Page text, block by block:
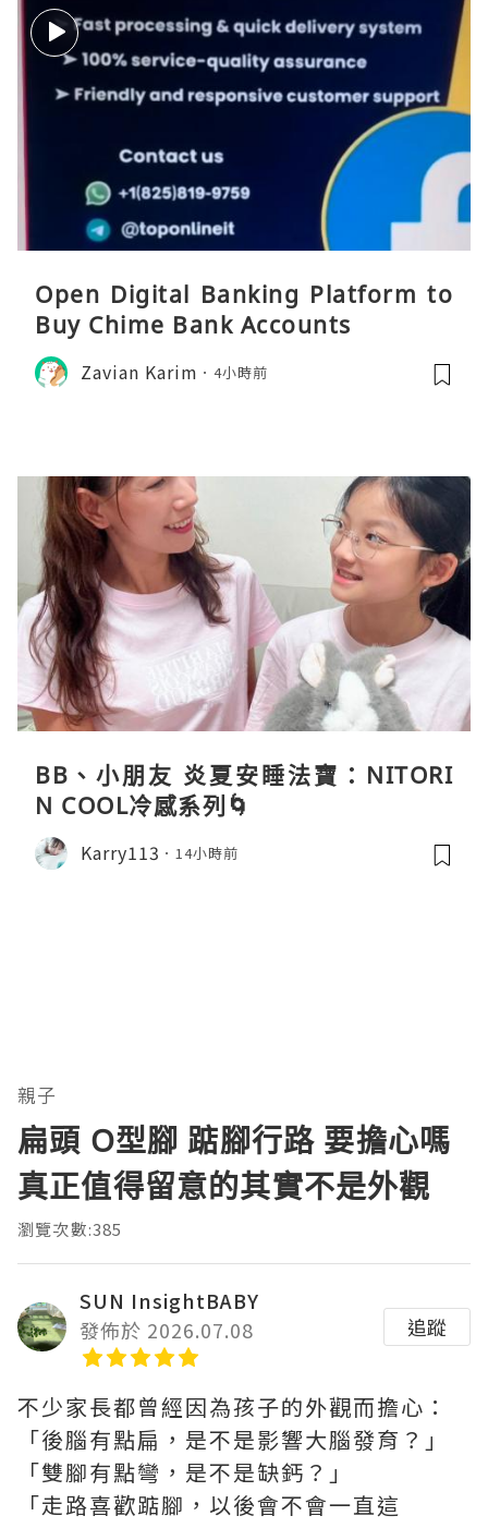
Open Digital Banking Platform to
Buy Chime Bank Accounts
Zavian Karim 4小時前
BB、小朋友 炎夏安睡法寶：NITORI
N COOL冷感系列🌀
Karry113 14小時前
親子
扁頭 O型腳 踮腳行路 要擔心嗎
真正值得留意的其實不是外觀
瀏覽次數:385
SUN InsightBABY
發佈於 2026.07.08
追蹤
不少家長都曾經因為孩子的外觀而擔心：
「後腦有點扁，是不是影響大腦發育？」
「雙腳有點彎，是不是缺鈣？」
「走路喜歡踮腳，以後會不會一直這